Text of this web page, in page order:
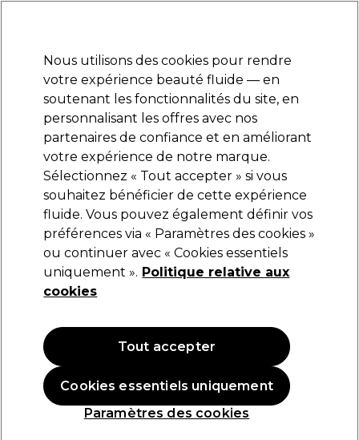
Se connecter
Marques Bons plans Coiffure Electro et Matériel
Livraison et délais
lire la suite
S-PRO Kit d'Accessoires à Coloration
10)
6,15 €
Nous utilisons des cookies pour rendre
votre expérience beauté fluide — en
soutenant les fonctionnalités du site, en
personnalisant les offres avec nos
partenaires de confiance et en améliorant
votre expérience de notre marque.
Sélectionnez « Tout accepter » si vous
souhaitez bénéficier de cette expérience
fluide. Vous pouvez également définir vos
préférences via « Paramètres des cookies »
ou continuer avec « Cookies essentiels
uniquement ». Politique relative aux
cookies
Paramètres des cookies
Cookies essentiels uniquement
Tout accepter